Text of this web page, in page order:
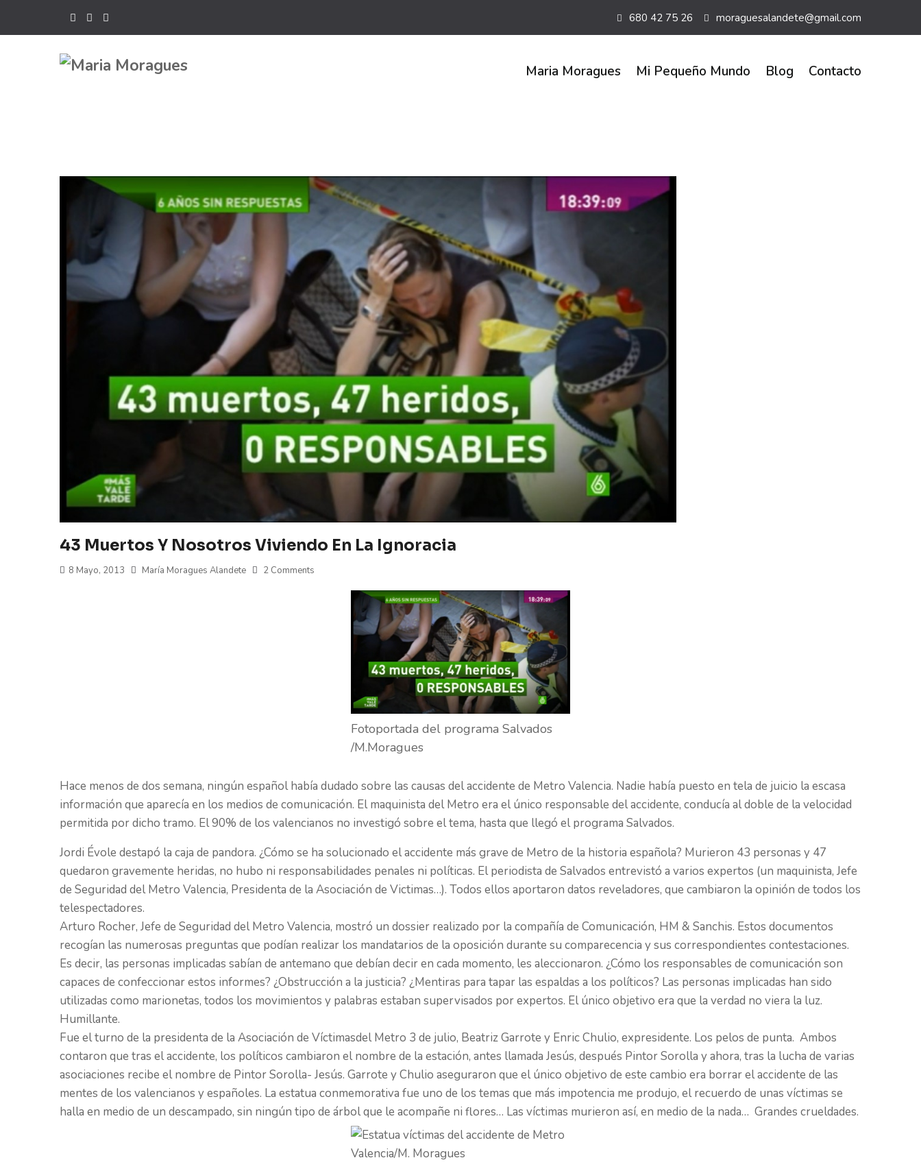
680 42 75 26 moraguesalandete@gmail.com
Maria Moragues Mi Pequeño Mundo Blog Contacto
43 Muertos Y Nosotros Viviendo En La Ignoracia
8 Mayo, 2013 María Moragues Alandete 2 Comments
Fotoportada del programa Salvados
/M.Moragues
Hace menos de dos semana, ningún español había dudado sobre las causas del accidente de Metro Valencia. Nadie había puesto en tela de juicio la escasa
información que aparecía en los medios de comunicación. El maquinista del Metro era el único responsable del accidente, conducía al doble de la velocidad
permitida por dicho tramo. El 90% de los valencianos no investigó sobre el tema, hasta que llegó el programa Salvados.
Jordi Évole destapó la caja de pandora. ¿Cómo se ha solucionado el accidente más grave de Metro de la historia española? Murieron 43 personas y 47
quedaron gravemente heridas, no hubo ni responsabilidades penales ni políticas. El periodista de Salvados entrevistó a varios expertos (un maquinista, Jefe
de Seguridad del Metro Valencia, Presidenta de la Asociación de Victimas…). Todos ellos aportaron datos reveladores, que cambiaron la opinión de todos los
telespectadores.
Arturo Rocher, Jefe de Seguridad del Metro Valencia, mostró un dossier realizado por la compañía de Comunicación, HM & Sanchis. Estos documentos
recogían las numerosas preguntas que podían realizar los mandatarios de la oposición durante su comparecencia y sus correspondientes contestaciones.
Es decir, las personas implicadas sabían de antemano que debían decir en cada momento, les aleccionaron. ¿Cómo los responsables de comunicación son
capaces de confeccionar estos informes? ¿Obstrucción a la justicia? ¿Mentiras para tapar las espaldas a los políticos? Las personas implicadas han sido
utilizadas como marionetas, todos los movimientos y palabras estaban supervisados por expertos. El único objetivo era que la verdad no viera la luz.
Humillante.
Fue el turno de la presidenta de la Asociación de Víctimasdel Metro 3 de julio, Beatriz Garrote y Enric Chulio, expresidente. Los pelos de punta. Ambos
contaron que tras el accidente, los políticos cambiaron el nombre de la estación, antes llamada Jesús, después Pintor Sorolla y ahora, tras la lucha de varias
asociaciones recibe el nombre de Pintor Sorolla- Jesús. Garrote y Chulio aseguraron que el único objetivo de este cambio era borrar el accidente de las
mentes de los valencianos y españoles. La estatua conmemorativa fue uno de los temas que más impotencia me produjo, el recuerdo de unas víctimas se
halla en medio de un descampado, sin ningún tipo de árbol que le acompañe ni flores… Las víctimas murieron así, en medio de la nada… Grandes crueldades.